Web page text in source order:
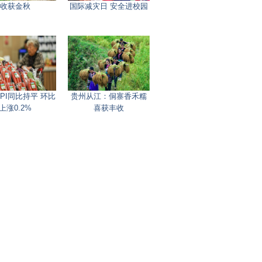
收获金秋 国际减灾日 安全进校园
同比持平 环比
涨0.2%
贵州从江：侗寨香禾糯
喜获丰收